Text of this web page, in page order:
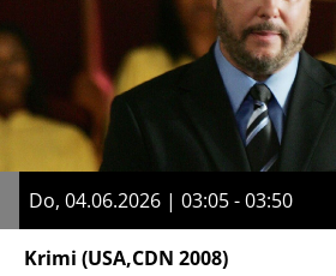
Do, 04.06.2026 | 03:05 - 03:50
Krimi (USA,CDN 2008)